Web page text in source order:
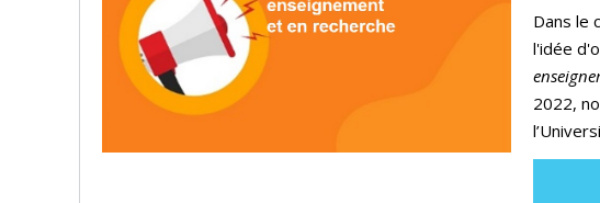
Dans le
l'idée
2022,